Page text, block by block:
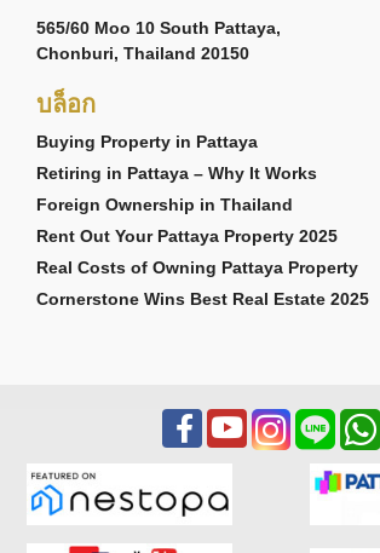
565/60 Moo 10 South Pattaya,
Chonburi, Thailand 20150
บล็อก
Buying Property in Pattaya
Retiring in Pattaya – Why It Works
Foreign Ownership in Thailand
Rent Out Your Pattaya Property 2025
Real Costs of Owning Pattaya Property
Cornerstone Wins Best Real Estate 2025